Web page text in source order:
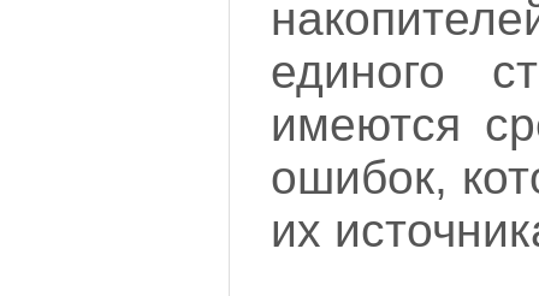
единого
имеются
ошибок,
их